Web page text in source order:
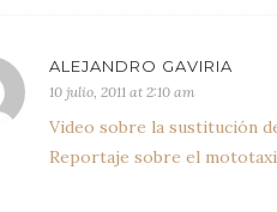
ALEJANDRO GAVIRIA
10 julio, 2011 at 2:10 am
Video sobre la sustitución
Reportaje sobre el